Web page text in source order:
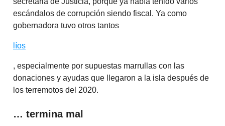
escándalos de corrupción siendo fiscal. Ya como
gobernadora tuvo otros tantos
líos
, especialmente por supuestas marrullas con las
donaciones y ayudas que llegaron a la isla después de
los terremotos del 2020.
… termina mal